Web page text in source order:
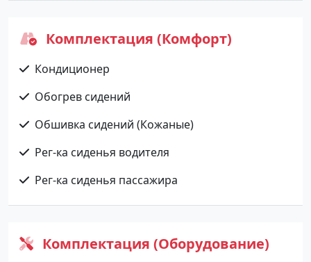
Комплектация (Комфорт)
Кондиционер
Обогрев сидений
Обшивка сидений (Кожаные)
Рег-ка сиденья водителя
Рег-ка сиденья пассажира
Комплектация (Оборудование)